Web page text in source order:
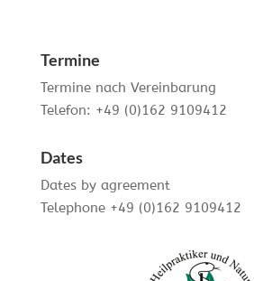
Termine
Termine nach Vereinbarung
Telefon: +49 (0)162 9109412
Dates
Dates by agreement
Telephone +49 (0)162 9109412